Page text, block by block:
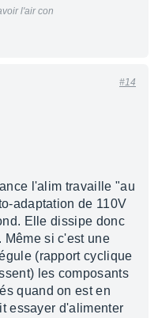
l'air con
#14
l'alim travaille "au
adaptation de 110V
Elle dissipe donc
Même si c'est une
(rapport cyclique
les composants
quand on est en
essayer d'alimenter